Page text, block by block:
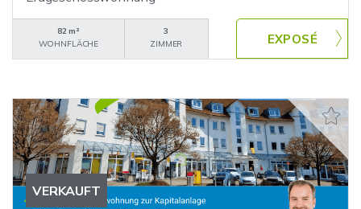
82 m²
WOHNFLÄCHE
3
ZIMMER
VERKAUFT